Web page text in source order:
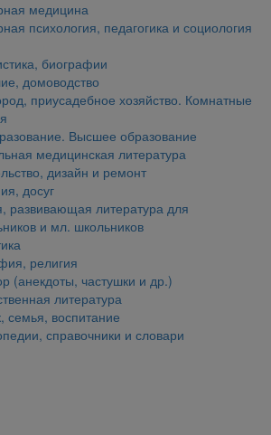
медицина
психология, педагогика и социология
биографии
домоводство
приусадебное хозяйство. Комнатные
Высшее образование
медицинская литература
дизайн и ремонт
досуг
развивающая литература для
и мл. школьников
религия
(анекдоты, частушки и др.)
литература
семья, воспитание
справочники и словари